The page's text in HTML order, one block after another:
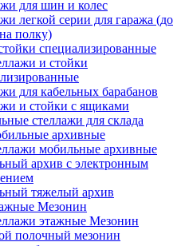
для шин и колес
легкой серии для гаража (до
полку)
специализированные
и стойки
для кабельных барабанов
и стойки с ящиками
стеллажи для склада
архивные
мобильные архивные
архив с электронным
тяжелый архив
Мезонин
этажные Мезонин
полочный мезонин